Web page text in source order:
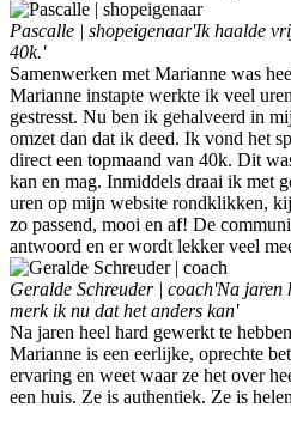
Pascalle | shopeigenaar'Ik haalde
40k.'
Samenwerken met Marianne was
Marianne instapte werkte ik veel
gestresst. Nu ben ik gehalveerd in
omzet dan dat ik deed. Ik vond het
direct een topmaand van 40k. Dit
kan en mag. Inmiddels draai ik met
uren op mijn website rondklikken,
zo passend, mooi en af! De
antwoord en er wordt lekker veel
Geralde Schreuder | coach'Na jaren
merk ik nu dat het anders kan'
Na jaren heel hard gewerkt te
Marianne is een eerlijke, oprechte
ervaring en weet waar ze het over
een huis. Ze is authentiek. Ze is